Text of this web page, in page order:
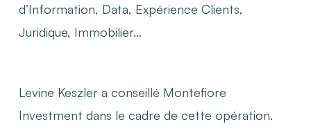
d’Information, Data, Expérience Clients,
Juridique, Immobilier…
Levine Keszler a conseillé Montefiore
Investment dans le cadre de cette opération.